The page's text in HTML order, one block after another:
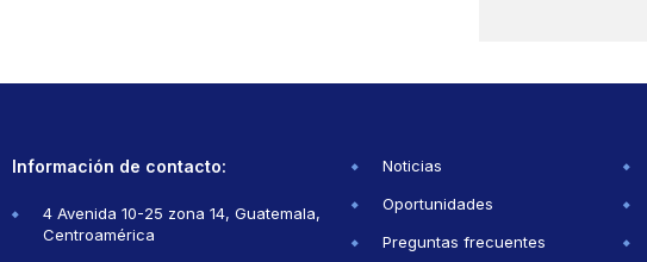
Información de contacto:
4 Avenida 10-25 zona 14, Guatemala,
Centroamérica
Noticias
Oportunidades
Preguntas frecuentes